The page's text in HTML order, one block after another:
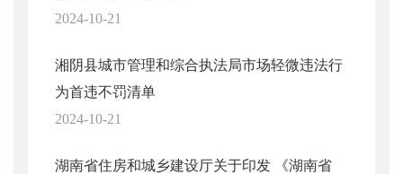
2024-10-21
湘阴县城市管理和综合执法局市场轻微违法行
为首违不罚清单
2024-10-21
湖南省住房和城乡建设厅关于印发 《湖南省